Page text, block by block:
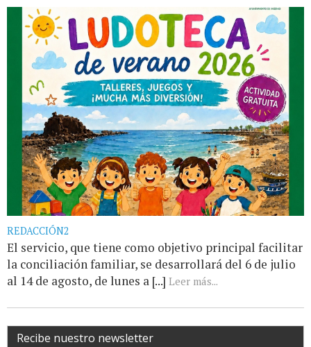
REDACCIÓN2
El servicio, que tiene como objetivo principal facilitar
la conciliación familiar, se desarrollará del 6 de julio
al 14 de agosto, de lunes a [...] Leer más...
Recibe nuestro newsletter